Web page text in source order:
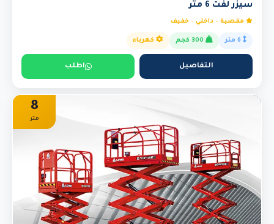
سيزر لفت 6 متر
مقصية - داخلي - خفيف
كهرباء
التفاصيل اطلب
8
متر